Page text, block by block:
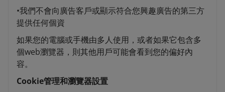
•我們不會向廣告客戶或顯示符合您興趣廣告的第三方
提供任何個資
如果您的電腦或手機由多人使用，或者如果它包含多
個web瀏覽器，則其他用戶可能會看到您的偏好內
容。
Cookie管理和瀏覽器設置